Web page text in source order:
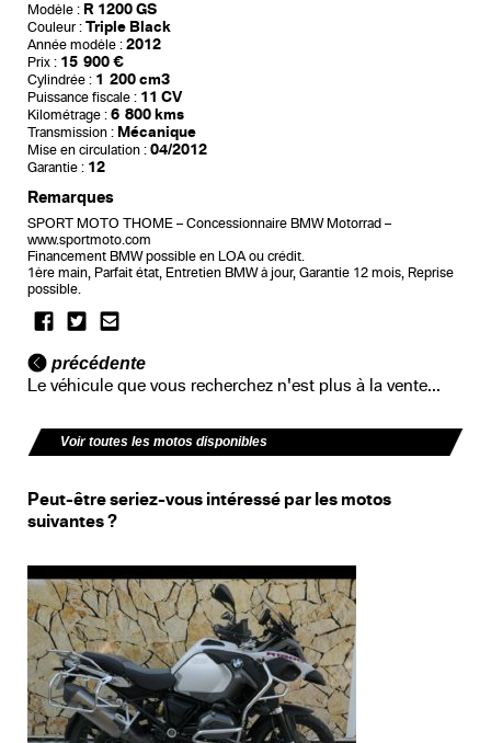
Modèle : R 1200 GS
Couleur : Triple Black
Année modèle : 2012
Prix : 15 900 €
Cylindrée : 1 200 cm3
Puissance fiscale : 11 CV
Kilométrage : 6 800 kms
Transmission : Mécanique
Mise en circulation : 04/2012
Garantie : 12
Remarques
SPORT MOTO THOME – Concessionnaire BMW Motorrad –
www.sportmoto.com
Financement BMW possible en LOA ou crédit.
1ère main, Parfait état, Entretien BMW à jour, Garantie 12 mois, Reprise
possible.
précédente
Le véhicule que vous recherchez n'est plus à la vente...
Voir toutes les motos disponibles
Peut-être seriez-vous intéressé par les motos
suivantes ?